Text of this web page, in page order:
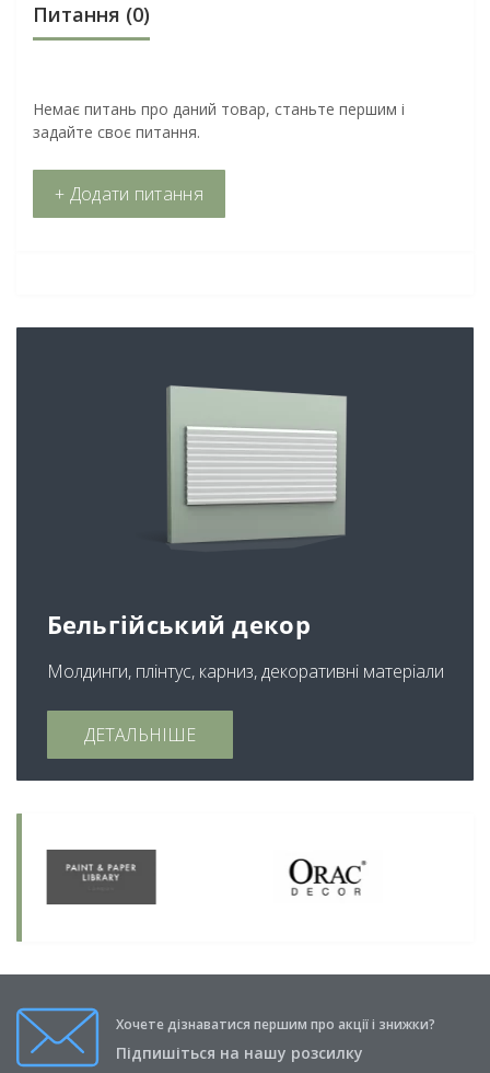
Питання (0)
Немає питань про даний товар, станьте першим і
задайте своє питання.
+ Додати питання
Бельгійський декор
Молдинги, плінтус, карниз, декоративні матеріали
ДЕТАЛЬНІШЕ
Хочете дізнаватися першим про акції і знижки?
Підпишіться на нашу розсилку